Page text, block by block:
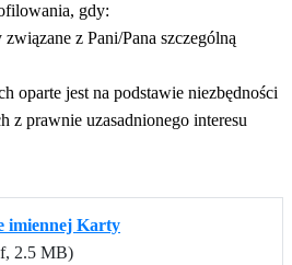
gdy:
z Pani/Pana szczególną
oparte jest na podstawie niezbędności
z prawnie uzasadnionego interesu
imiennej Karty
2.5 MB)